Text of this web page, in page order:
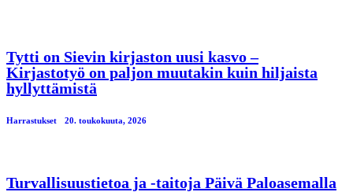
Tytti on Sievin kirjaston uusi kasvo –
Kirjastotyö on paljon muutakin kuin hiljaista
hyllyttämistä
Harrastukset 20. toukokuuta, 2026
Turvallisuustietoa ja -taitoja Päivä Paloasemalla